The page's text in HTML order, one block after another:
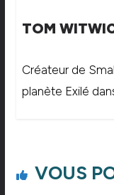
TOM
Créateur de
planète Exilé
VOUS